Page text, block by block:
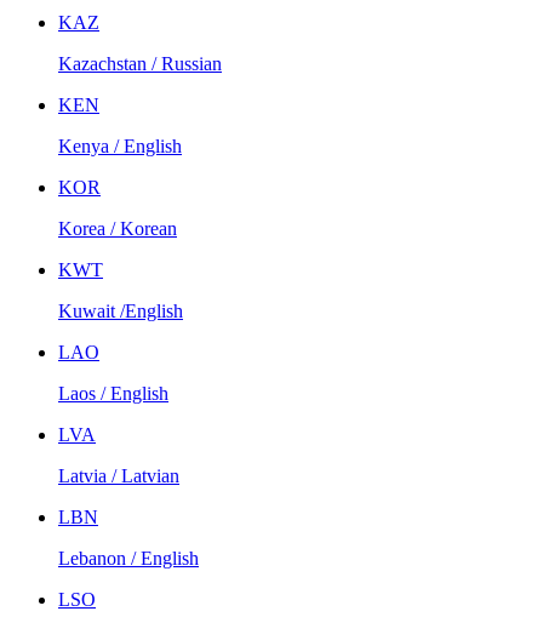
KAZ
Kazachstan / Russian
KEN
Kenya / English
KOR
Korea / Korean
KWT
Kuwait /English
LAO
Laos / English
LVA
Latvia / Latvian
LBN
Lebanon / English
LSO